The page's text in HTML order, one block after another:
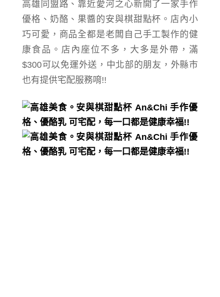
高雄同盟路、靠近愛河之心新開了一家手作
優格、奶酪、果醬的安與棋甜點杯。店內小
巧可愛，商品全都是老闆 自己手工製作的健
康食品。店內座位不多，大多是外帶，滿
$300可以免運外送，中北部的朋友，外縣市
也有提供宅配服務唷!!